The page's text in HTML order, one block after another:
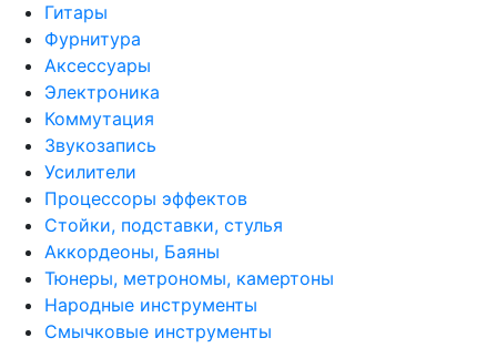
Гитары
Фурнитура
Аксессуары
Электроника
Коммутация
Звукозапись
Усилители
Процессоры эффектов
Стойки, подставки, стулья
Аккордеоны, Баяны
Тюнеры, метрономы, камертоны
Народные инструменты
Смычковые инструменты